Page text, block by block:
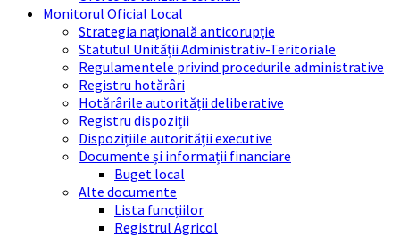
Monitorul Oficial Local
Strategia națională anticorupție
Statutul Unității Administrativ-Teritoriale
Regulamentele privind procedurile administrative
Registru hotărâri
Hotărârile autorității deliberative
Registru dispoziții
Dispozițiile autorității executive
Documente și informații financiare
Buget local
Alte documente
Lista funcțiilor
Registrul Agricol